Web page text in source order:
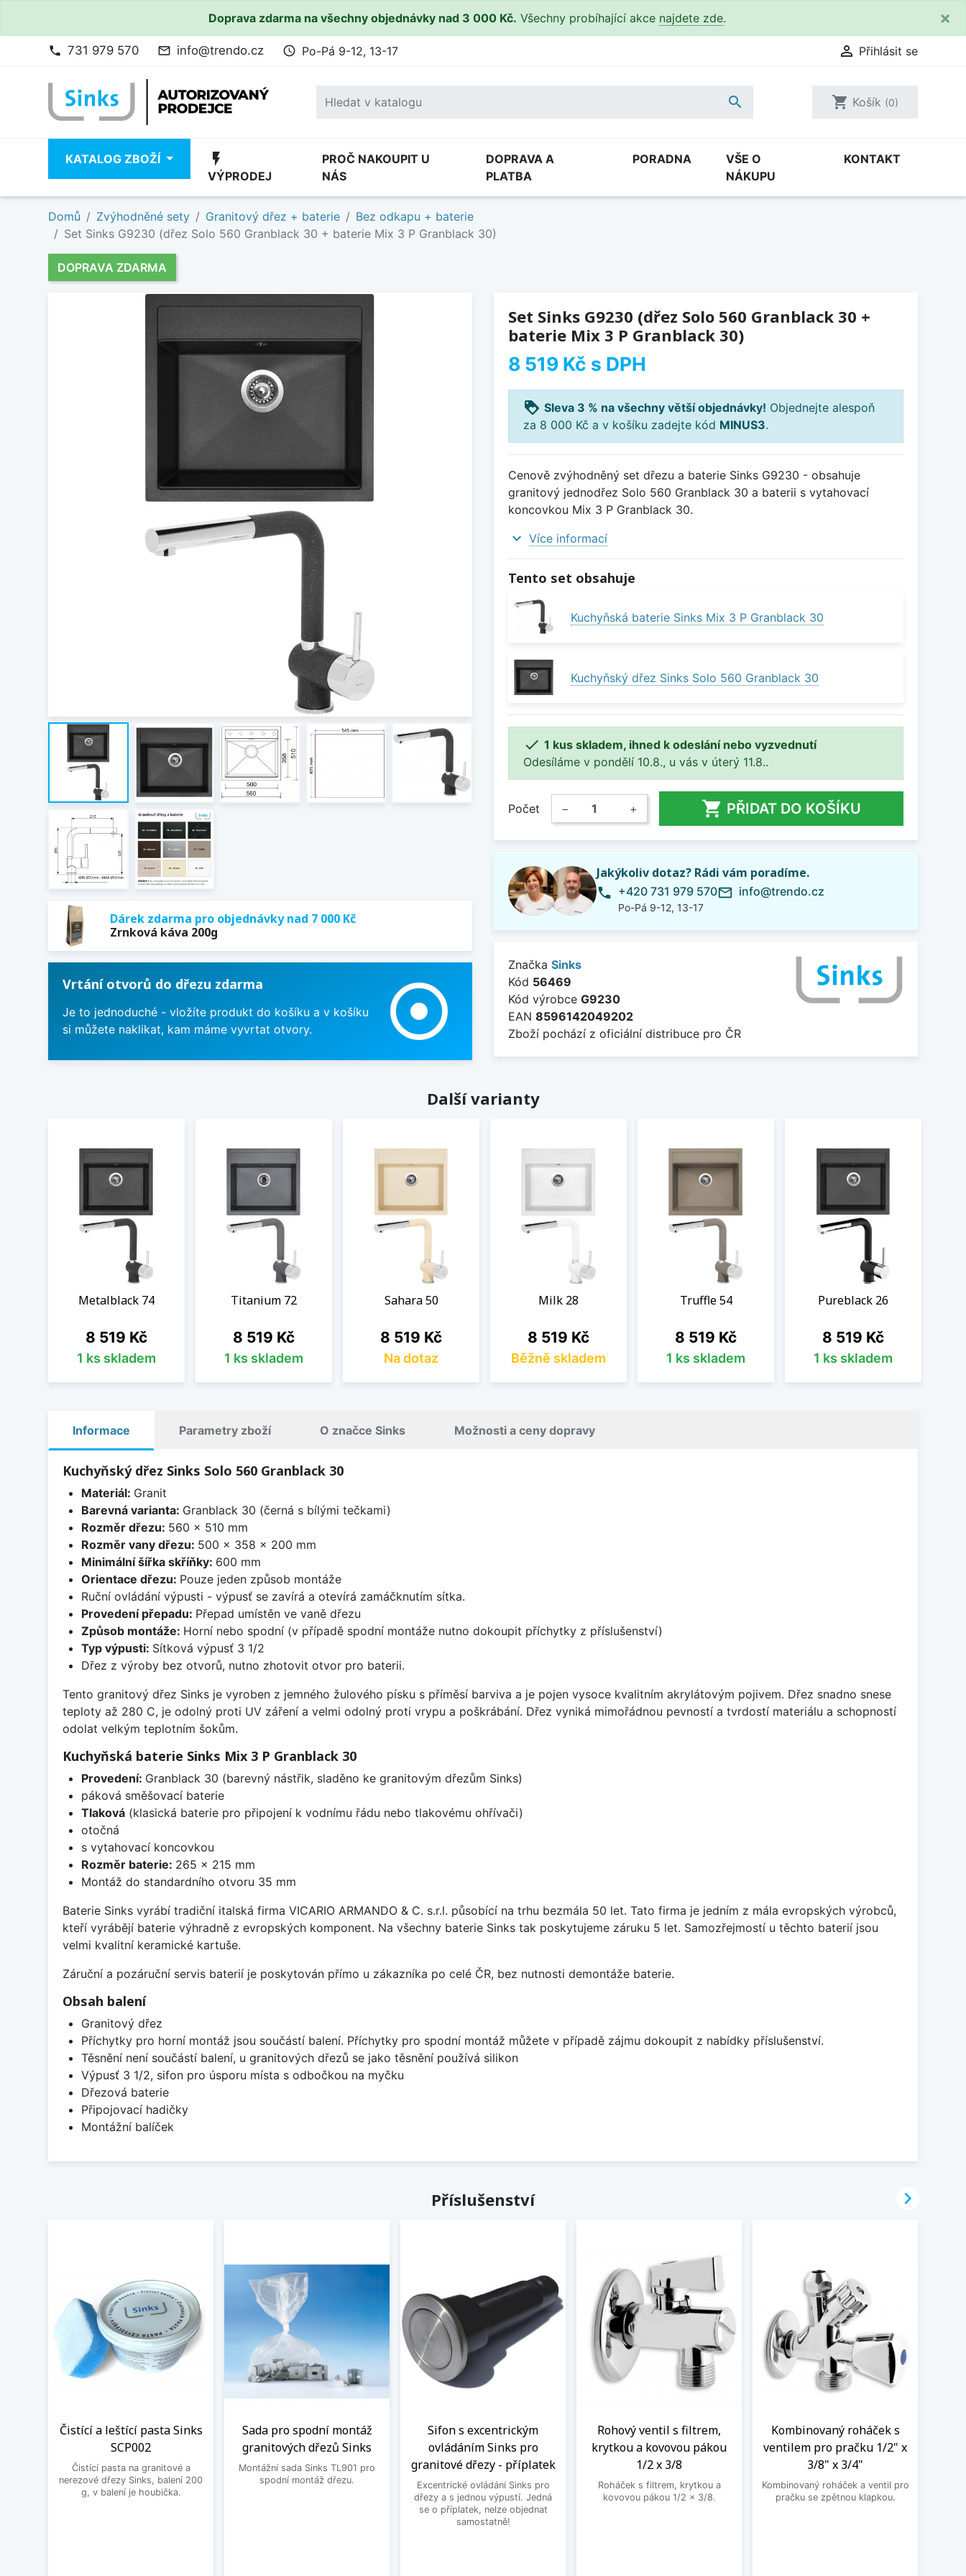
Doprava zdarma na všechny objednávky nad 3 000 Kč. Všechny probíhající akce najdete zde. ×
phone 731 979 570 mail_outline info@trendo.cz access_time Po-Pá 9-12, 13-17  Přihlásit se
 shopping_cart Košík (0)
KATALOG ZBOŽÍ flash_on
VÝPRODEJ
PROČ NAKOUPIT U
NÁS
DOPRAVA A
PLATBA
PORADNA
VŠE O
NÁKUPU
KONTAKT
Domů Zvýhodněné sety Granitový dřez + baterie
Bez odkapu + baterie
Set Sinks G9230 (dřez Solo 560 Granblack 30 + baterie Mix 3 P Granblack 30)
DOPRAVA ZDARMA
Dárek zdarma pro objednávky nad 7 000 Kč
Zrnková káva 200g
Vrtání otvorů do dřezu zdarma
Je to jednoduché - vložíte produkt do košíku a v košíku
si můžete naklikat, kam máme vyvrtat otvory.
adjust
Set Sinks G9230 (dřez Solo 560 Granblack 30 +
baterie Mix 3 P Granblack 30)
8 519 Kč s DPH
loyalty Sleva 3 % na všechny větší objednávky! Objednejte alespoň
za 8 000 Kč a v košíku zadejte kód MINUS3.
Cenově zvýhodněný set dřezu a baterie Sinks G9230 - obsahuje
granitový jednodřez Solo 560 Granblack 30 a baterii s vytahovací
koncovkou Mix 3 P Granblack 30.
expand_more Více informací
Tento set obsahuje
Kuchyňská baterie Sinks Mix 3 P Granblack 30
Kuchyňský dřez Sinks Solo 560 Granblack 30
 1 kus skladem, ihned k odeslání nebo vyzvednutí
Odesíláme v pondělí 10.8., u vás v úterý 11.8..
Počet − +  PŘIDAT DO KOŠÍKU
Jakýkoliv dotaz? Rádi vám poradíme.
phone +420 731 979 570
Po-Pá 9-12, 13-17
mail_outline info@trendo.cz
Značka Sinks
Kód 56469
Kód výrobce G9230
EAN 8596142049202
Zboží pochází z oficiální distribuce pro ČR
Další varianty
Metalblack 74
Cena
8 519 Kč
1 ks skladem
Titanium 72
Cena
8 519 Kč
1 ks skladem
Sahara 50
Cena
8 519 Kč
Na dotaz
Milk 28
Cena
8 519 Kč
Běžně skladem
Truffle 54
Cena
8 519 Kč
1 ks skladem
Pureblack 26
Cena
8 519 Kč
1 ks skladem
Informace Parametry zboží O značce Sinks Možnosti a ceny dopravy
Kuchyňský dřez Sinks Solo 560 Granblack 30
Materiál: Granit
Barevná varianta: Granblack 30 (černá s bílými tečkami)
Rozměr dřezu: 560 x 510 mm
Rozměr vany dřezu: 500 x 358 x 200 mm
Minimální šířka skříňky: 600 mm
Orientace dřezu: Pouze jeden způsob montáže
Ruční ovládání výpusti - výpusť se zavírá a otevírá zamáčknutím sítka.
Provedení přepadu: Přepad umístěn ve vaně dřezu
Způsob montáže: Horní nebo spodní (v případě spodní montáže nutno dokoupit příchytky z příslušenství)
Typ výpusti: Sítková výpusť 3 1/2
Dřez z výroby bez otvorů, nutno zhotovit otvor pro baterii.
Tento granitový dřez Sinks je vyroben z jemného žulového písku s příměsí barviva a je pojen vysoce kvalitním akrylátovým pojivem. Dřez snadno snese
teploty až 280 C, je odolný proti UV záření a velmi odolný proti vrypu a poškrábání. Dřez vyniká mimořádnou pevností a tvrdostí materiálu a schopností
odolat velkým teplotním šokům.
Kuchyňská baterie Sinks Mix 3 P Granblack 30
Provedení: Granblack 30 (barevný nástřik, sladěno ke granitovým dřezům Sinks)
páková směšovací baterie
Tlaková(klasická baterie pro připojení k vodnímu řádu nebo tlakovému ohřívači)
otočná
s vytahovací koncovkou
Rozměr baterie: 265 x 215 mm
Montáž do standardního otvoru 35 mm
Baterie Sinks vyrábí tradiční italská firma VICARIO ARMANDO & C. s.r.l. působící na trhu bezmála 50 let. Tato firma je jedním z mála evropských výrobců,
kteří vyrábějí baterie výhradně z evropských komponent. Na všechny baterie Sinks tak poskytujeme záruku 5 let. Samozřejmostí u těchto baterií jsou
velmi kvalitní keramické kartuše.
Záruční a pozáruční servis baterií je poskytován přímo u zákazníka po celé ČR, bez nutnosti demontáže baterie.
Obsah balení
Granitový dřez
Příchytky pro horní montáž jsou součástí balení. Příchytky pro spodní montáž můžete v případě zájmu dokoupit z nabídky příslušenství.
Těsnění není součástí balení, u granitových dřezů se jako těsnění používá silikon
Výpusť 3 1/2, sifon pro úsporu místa s odbočkou na myčku
Dřezová baterie
Připojovací hadičky
Montážní balíček
Příslušenství
Čistící a leštící pasta Sinks
SCP002
Čistící pasta na granitové a
nerezové dřezy Sinks, balení 200
g, v balení je houbička.
Sada pro spodní montáž
granitových dřezů Sinks
Montážní sada Sinks TL901 pro
spodní montáž dřezu.
Sifon s excentrickým
ovládáním Sinks pro
granitové dřezy - příplatek
Excentrické ovládání Sinks pro
dřezy a s jednou výpustí. Jedná
se o příplatek, nelze objednat
samostatně!
Rohový ventil s filtrem,
krytkou a kovovou pákou
1/2 x 3/8
Roháček s filtrem, krytkou a
kovovou pákou 1/2 x 3/8.
Kombinovaný roháček s
ventilem pro pračku 1/2" x
3/8" x 3/4"
Kombinovaný roháček a ventil pro
pračku se zpětnou klapkou.
